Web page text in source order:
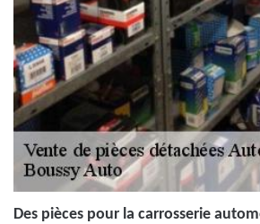
Des pièces pour la carrosserie